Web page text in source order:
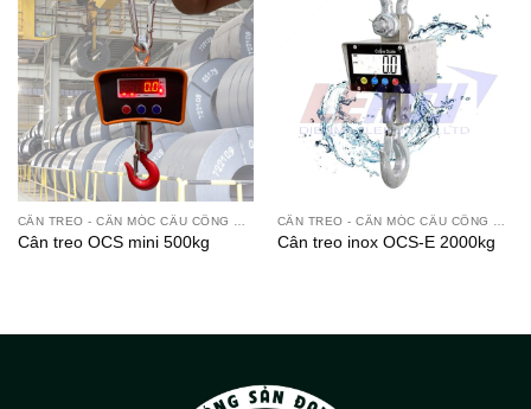
Cân treo OCS mini 500kg Cân treo inox OCS-E 2000kg